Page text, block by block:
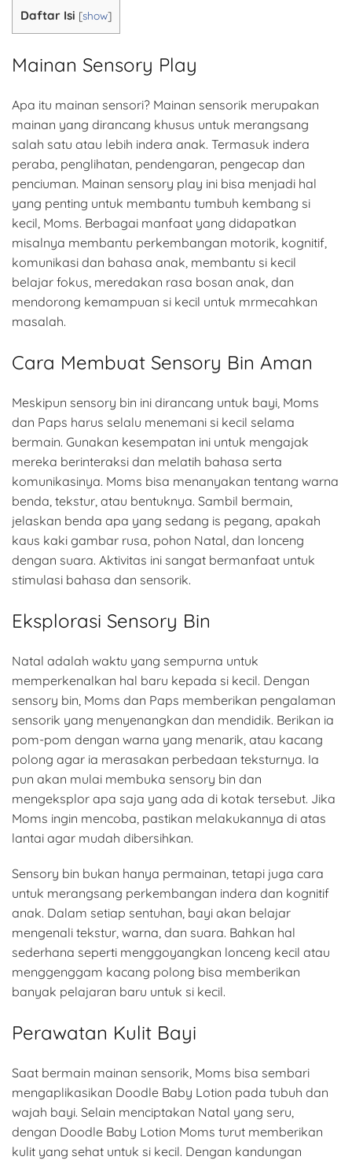
Daftar Isi [show]
Mainan Sensory Play
Apa itu mainan sensori? Mainan sensorik merupakan
mainan yang dirancang khusus untuk merangsang
salah satu atau lebih indera anak. Termasuk indera
peraba, penglihatan, pendengaran, pengecap dan
penciuman. Mainan sensory play ini bisa menjadi hal
yang penting untuk membantu tumbuh kembang si
kecil, Moms. Berbagai manfaat yang didapatkan
misalnya membantu perkembangan motorik, kognitif,
komunikasi dan bahasa anak, membantu si kecil
belajar fokus, meredakan rasa bosan anak, dan
mendorong kemampuan si kecil untuk mrmecahkan
masalah.
Cara Membuat Sensory Bin Aman
Meskipun sensory bin ini dirancang untuk bayi, Moms
dan Paps harus selalu menemani si kecil selama
bermain. Gunakan kesempatan ini untuk mengajak
mereka berinteraksi dan melatih bahasa serta
komunikasinya. Moms bisa menanyakan tentang warna
benda, tekstur, atau bentuknya. Sambil bermain,
jelaskan benda apa yang sedang is pegang, apakah
kaus kaki gambar rusa, pohon Natal, dan lonceng
dengan suara. Aktivitas ini sangat bermanfaat untuk
stimulasi bahasa dan sensorik.
Eksplorasi Sensory Bin
Natal adalah waktu yang sempurna untuk
memperkenalkan hal baru kepada si kecil. Dengan
sensory bin, Moms dan Paps memberikan pengalaman
sensorik yang menyenangkan dan mendidik. Berikan ia
pom-pom dengan warna yang menarik, atau kacang
polong agar ia merasakan perbedaan teksturnya. Ia
pun akan mulai membuka sensory bin dan
mengeksplor apa saja yang ada di kotak tersebut. Jika
Moms ingin mencoba, pastikan melakukannya di atas
lantai agar mudah dibersihkan.
Sensory bin bukan hanya permainan, tetapi juga cara
untuk merangsang perkembangan indera dan kognitif
anak. Dalam setiap sentuhan, bayi akan belajar
mengenali tekstur, warna, dan suara. Bahkan hal
sederhana seperti menggoyangkan lonceng kecil atau
menggenggam kacang polong bisa memberikan
banyak pelajaran baru untuk si kecil.
Perawatan Kulit Bayi
Saat bermain mainan sensorik, Moms bisa sembari
mengaplikasikan Doodle Baby Lotion pada tubuh dan
wajah bayi. Selain menciptakan Natal yang seru,
dengan Doodle Baby Lotion Moms turut memberikan
kulit yang sehat untuk si kecil. Dengan kandungan